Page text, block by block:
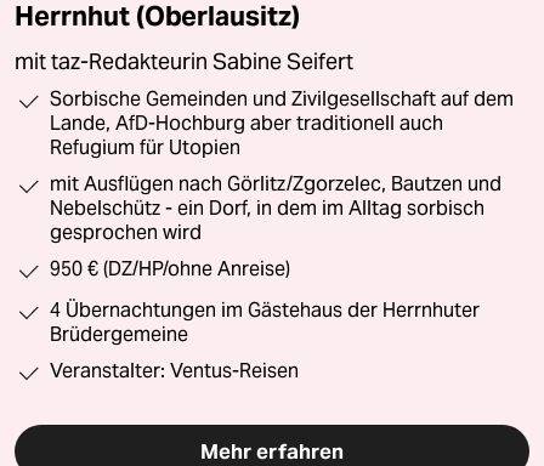
Herrnhut (Oberlausitz)
mit taz-Redakteurin Sabine Seifert
Sorbische Gemeinden und Zivilgesellschaft auf dem
Lande, AfD-Hochburg aber traditionell auch
Refugium für Utopien
mit Ausflügen nach Görlitz/Zgorzelec, Bautzen und
Nebelschütz - ein Dorf, in dem im Alltag sorbisch
gesprochen wird
950 € (DZ/HP/ohne Anreise)
4 Übernachtungen im Gästehaus der Herrnhuter
Brüdergemeine
Veranstalter: Ventus-Reisen
Mehr erfahren